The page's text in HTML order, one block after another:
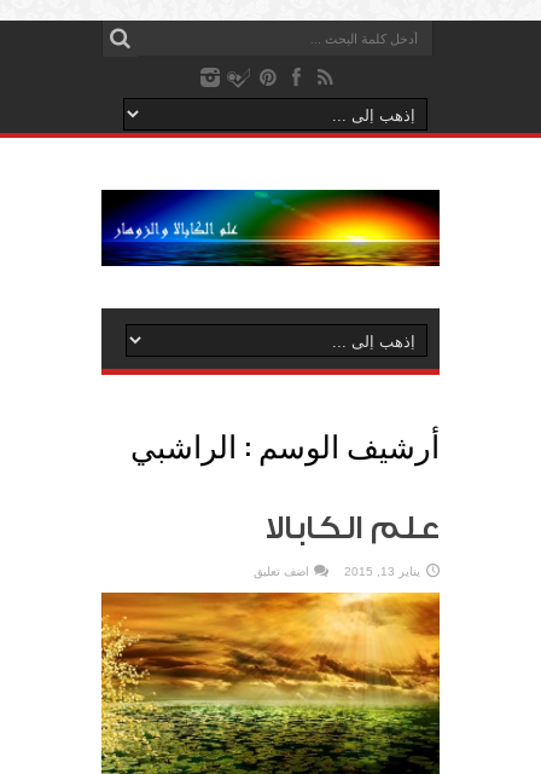
أرشيف الوسم : الراشبي
علم الكابالا
يناير 13, 2015 اضف تعليق